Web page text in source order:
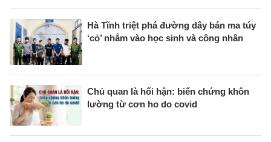
Hà Tĩnh triệt phá đường dây bán ma túy
‘cỏ’ nhắm vào học sinh và công nhân
Chủ quan là hối hận: biến chứng khôn
lường từ cơn ho do covid